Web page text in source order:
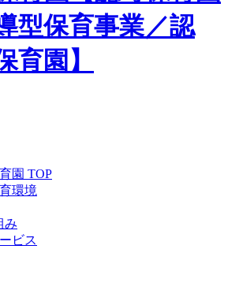
園 TOP
環境
み
ビス